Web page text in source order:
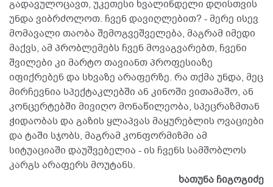
გადავულოცავთ, უკეთესი ხვალინდელი დღისთვის
უნდა ვიბრძოლოთ. ჩვენ დავიღლებით? - მერე ისევ
მომავალი თაობა შემოგვეშველება, მაგრამ იმედი
მაქვს, ამ პრობლემებს ჩვენ მოვაგვარებთ, ჩვენი
შვილები კი მარტო თავიანთ პროფესიაზე
იფიქრებენ და სხვაზე არაფერზე. რა თქმა უნდა, მეც
მირჩევნია სპექტაკლებში ან კინოში ვითამაშო, ან
კონცერტებში მივიღო მონაწილეობა, სპეცრაზმთან
ჭიდაობას და გაზის ყლაპვას მაყურებლის ოვაციები
და ტაში სჯობს, მაგრამ კონფორმიზმი ამ
სიტუაციაში დაუშვებელია - ის ჩვენს სამშობლოს
კარგს არაფერს მოუტანს.
ხათუნა ჩიგოგიძე